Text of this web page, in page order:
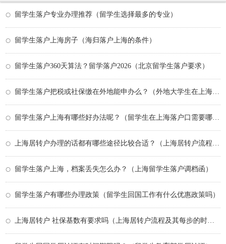
留学生落户专业办理推荐（留学生选择最多的专业）
留学生落户上海房子（海归落户上海的条件）
留学生落户360天算法？留学落户2026（北京留学生落户要求）
留学生落户上海，档案丢失怎么办？（上海留学生落户调档函）
留学生落户有哪些办理政策（留学生回国工作有什么优惠政策吗）